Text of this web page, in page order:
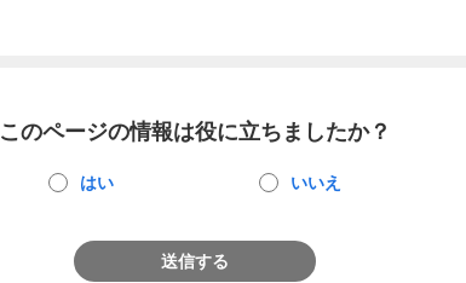
このページの情報は役に立ちましたか？
はい いいえ
送信する